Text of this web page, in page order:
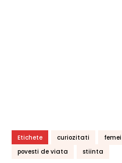
Etichete curiozitati femei
povesti de viata
stiinta